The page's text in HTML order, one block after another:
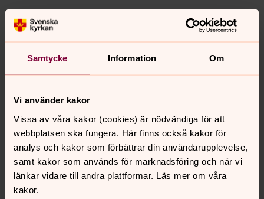
Samtycke Information Om
Vi använder kakor
Vissa av våra kakor (cookies) är nödvändiga för att
webbplatsen ska fungera. Här finns också kakor för
analys och kakor som förbättrar din användarupplevelse,
samt kakor som används för marknadsföring och när vi
länkar vidare till andra plattformar. Läs mer om våra
kakor.
Om gudstjänsten
Gudstjänsten är det centrum kring vilken hela
församlingens verksamhet och liv kretsar och leder in
mot. Den är en viktig mötesplats mellan Gud och
människa och människor emellan. Läs om de
Musik & körer
Musiken kan bidra till gemenskap mellan människor och i
gudstjänsten spelar den en viktig roll som uttryck för
bön och tillbedjan. Här läser du mer om alla körer,
konserter och musikgudstjänster.